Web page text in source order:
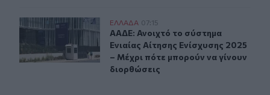
ΑΑΔΕ: Ανοιχτό το σύστημα Ενιαίας Αίτησης Ενίσχυσης
ΕΛΛAΔΑ 07:15
ΑΑΔΕ: Ανοιχτό το σύστημα Ενιαίας
ΑΑΔΕ: Ανοιχτό το σύστημα
Ενιαίας Αίτησης Ενίσχυσης 2025
– Μέχρι πότε μπορούν να γίνουν
διορθώσεις